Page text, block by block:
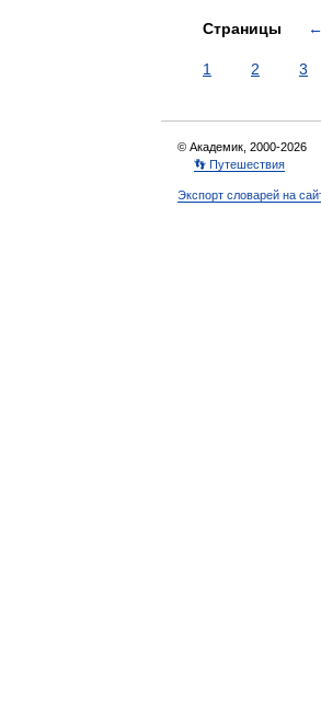
Страницы ←
1 2 3
© Академик, 2000-2026
👣 Путешествия
Экспорт словарей на